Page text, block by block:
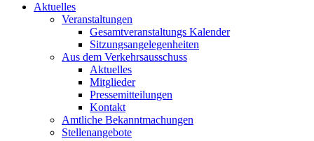
Aktuelles
Veranstaltungen
Gesamtveranstaltungs Kalender
Sitzungsangelegenheiten
Aus dem Verkehrsausschuss
Aktuelles
Mitglieder
Pressemitteilungen
Kontakt
Amtliche Bekanntmachungen
Stellenangebote